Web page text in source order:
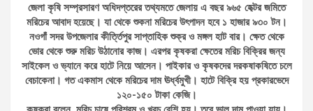
জেলা কৃষি সম্প্রসারণ অধিদপ্তরের তথ্যমতে জেলায় এ বছর ৯৬৫ হেক্টর জমিতে
মরিচের আবাদ হয়েছে। যা থেকে শুকনা মরিচের উৎপাদন হবে ১ হাজার ৯৩০ টন।
নওগাঁ সদর উপজেলার কীর্ত্তিপুর সাপ্তাহিক শুক্র ও মঙ্গল হাট বার। ক্ষেত থেকে
ভোর থেকে শুরু মরিচ উঠানোর কাজ। এরপর কৃষকরা ক্ষেতের মরিচ বিক্রির জন্য
সাইকেল ও ভ্যানে করে হাটে নিয়ে আসেন। পাইকার ও কৃষকদের দরকষাকষিতে চলে
বেচাকেনা। গত একমাস থেকে মরিচের দাম ঊর্ধ্বমুখী। হাটে বিক্রি হয় প্রকারভেদে
১২০-১৫০ টাকা কেজি।